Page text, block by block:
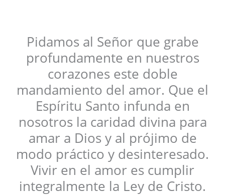
Pidamos al Señor que grabe
profundamente en nuestros
corazones este doble
mandamiento del amor. Que el
Espíritu Santo infunda en
nosotros la caridad divina para
amar a Dios y al prójimo de
modo práctico y desinteresado.
Vivir en el amor es cumplir
integralmente la Ley de Cristo.